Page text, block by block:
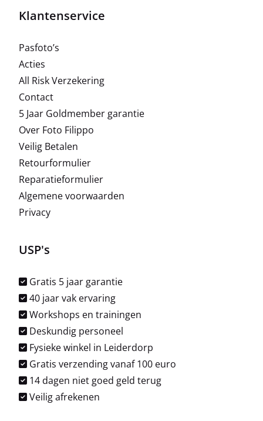
Klantenservice
Pasfoto’s
Acties
All Risk Verzekering
Contact
5 Jaar Goldmember garantie
Over Foto Filippo
Veilig Betalen
Retourformulier
Reparatieformulier
Algemene voorwaarden
Privacy
USP's
Gratis 5 jaar garantie
40 jaar vak ervaring
Workshops en trainingen
Deskundig personeel
Fysieke winkel in Leiderdorp
Gratis verzending vanaf 100 euro
14 dagen niet goed geld terug
Veilig afrekenen